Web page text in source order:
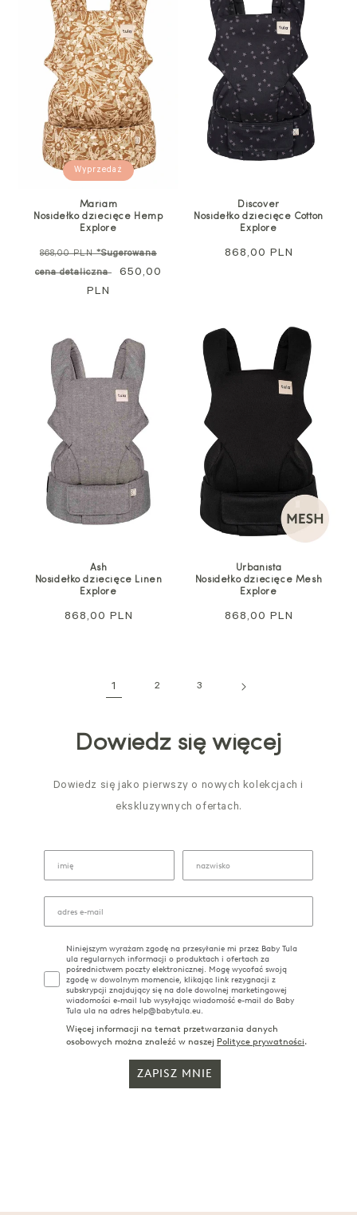
Wyprzedaż
Mariam
Nosidełko dziecięce Hemp
Explore
Cena
regularna
868,00 PLN*Sugerowana
cena detaliczna
Cena
650,00
PLN
Discover
Nosidełko dziecięce Cotton
Explore
Cena
868,00 PLN
Ash
Nosidełko dziecięce Linen
Explore
Cena
868,00 PLN
Urbanista
Nosidełko dziecięce Mesh
Explore
Cena
868,00 PLN
1 2 3
Dowiedz się więcej
Dowiedz się jako pierwszy o nowych kolekcjach i
ekskluzywnych ofertach.
Niniejszym wyrażam zgodę na przesyłanie mi przez Baby Tula
ula regularnych informacji o produktach i ofertach za
pośrednictwem poczty elektronicznej. Mogę wycofać swoją
zgodę w dowolnym momencie, klikając link rezygnacji z
subskrypcji znajdujący się na dole dowolnej marketingowej
wiadomości e-mail lub wysyłając wiadomość e-mail do Baby
Tula ula na adres help@babytula.eu.
Więcej informacji na temat przetwarzania danych
osobowych można znaleźć w naszej Polityce prywatności.
ZAPISZ MNIE